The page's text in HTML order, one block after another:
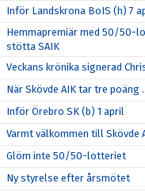
Inför Landskrona BoIS (h) 7
Hemmapremiär med 50/50-
stötta SAIK
Veckans krönika signerad
När Skövde AIK tar tre poäng
Inför Örebro SK (b) 1 april
Varmt välkommen till Skövde
Glöm inte 50/50-lotteriet
Ny styrelse efter årsmötet